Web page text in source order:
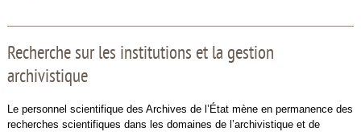
Recherche sur les institutions et la gestion
archivistique
Le personnel scientifique des Archives de l’État mène en permanence des
recherches scientifiques dans les domaines de l’archivistique et de